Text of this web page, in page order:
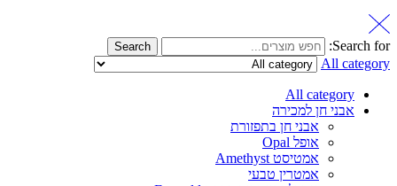
Search for:
Search
All category
All category
אבני חן למכירה
אבני חן בתפזורת
אופל Opal
אמטיסט Amethyst
אמטרין טבעי